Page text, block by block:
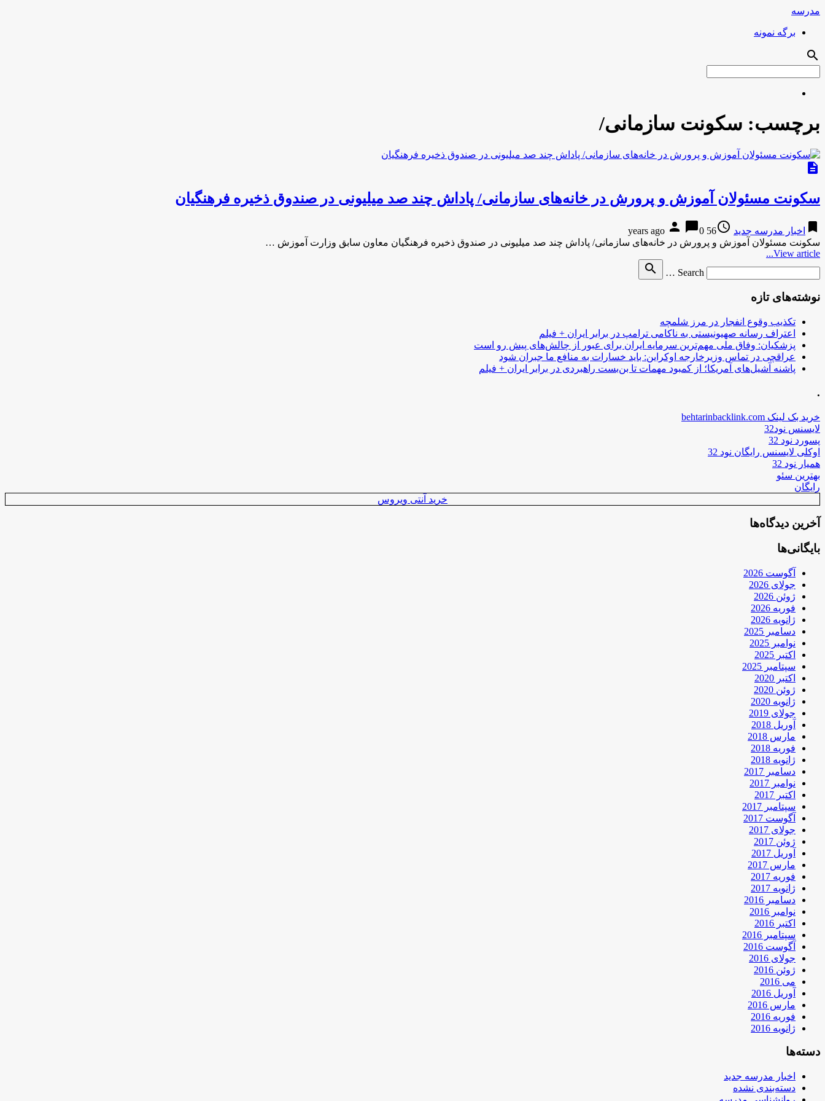
مدرسه
برگه نمونه
search
برچسب: سکونت سازمانی/
description
سکونت مسئولان آموزش و پرورش در خانه‌‌های سازمانی/ پاداش چند صد میلیونی در صندوق ذخیره فرهنگیان
bookmark اخبار مدرسه جدید access_time
56 years ago
person chat_bubble0
سکونت مسئولان آموزش و پرورش در خانه‌‌های سازمانی/ پاداش چند صد میلیونی در صندوق ذخیره فرهنگیان معاون سابق وزارت آموزش …
View article...
Search …
search
نوشته‌های تازه
تکذیب وقوع انفجار در مرز شلمچه
اعتراف رسانه صهیونیستی به ناکامی ترامپ در برابر ایران + فیلم
پزشکیان: وفاق ملی مهم‌ترین سرمایه ایران برای عبور از چالش‌های پیش رو است
عراقچی در تماس وزیرخارجه اوکراین: باید خسارات به منافع ما جبران شود
پاشنه آشیل‌های آمریکا؛ از کمبود مهمات تا بن‌بست راهبردی در برابر ایران + فیلم
.
خرید بک لینک behtarinbacklink.com
لایسنس نود32
پسورد نود 32
اوکلی لایسنس رایگان نود 32
همیار نود 32
بهترین سئو
رایگان
خرید آنتی ویروس
آخرین دیدگاه‌ها
بایگانی‌ها
آگوست 2026
جولای 2026
ژوئن 2026
فوریه 2026
ژانویه 2026
دسامبر 2025
نوامبر 2025
اکتبر 2025
سپتامبر 2025
اکتبر 2020
ژوئن 2020
ژانویه 2020
جولای 2019
آوریل 2018
مارس 2018
فوریه 2018
ژانویه 2018
دسامبر 2017
نوامبر 2017
اکتبر 2017
سپتامبر 2017
آگوست 2017
جولای 2017
ژوئن 2017
آوریل 2017
مارس 2017
فوریه 2017
ژانویه 2017
دسامبر 2016
نوامبر 2016
اکتبر 2016
سپتامبر 2016
آگوست 2016
جولای 2016
ژوئن 2016
می 2016
آوریل 2016
مارس 2016
فوریه 2016
ژانویه 2016
دسته‌ها
اخبار مدرسه جدید
دسته‌بندی نشده